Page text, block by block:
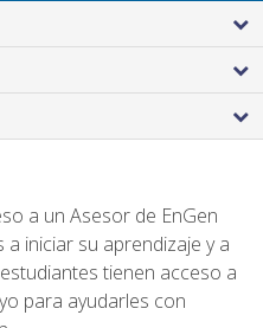
a un Asesor de EnGen
iniciar su aprendizaje y a
tienen acceso a
para ayudarles con